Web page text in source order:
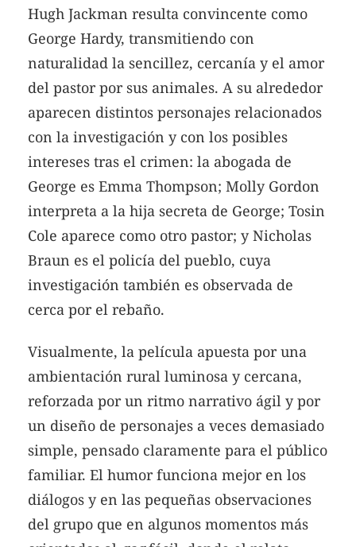
Hugh Jackman resulta convincente como
George Hardy, transmitiendo con
naturalidad la sencillez, cercanía y el amor
del pastor por sus animales. A su alrededor
aparecen distintos personajes relacionados
con la investigación y con los posibles
intereses tras el crimen: la abogada de
George es Emma Thompson; Molly Gordon
interpreta a la hija secreta de George; Tosin
Cole aparece como otro pastor; y Nicholas
Braun es el policía del pueblo, cuya
investigación también es observada de
cerca por el rebaño.
Visualmente, la película apuesta por una
ambientación rural luminosa y cercana,
reforzada por un ritmo narrativo ágil y por
un diseño de personajes a veces demasiado
simple, pensado claramente para el público
familiar. El humor funciona mejor en los
diálogos y en las pequeñas observaciones
del grupo que en algunos momentos más